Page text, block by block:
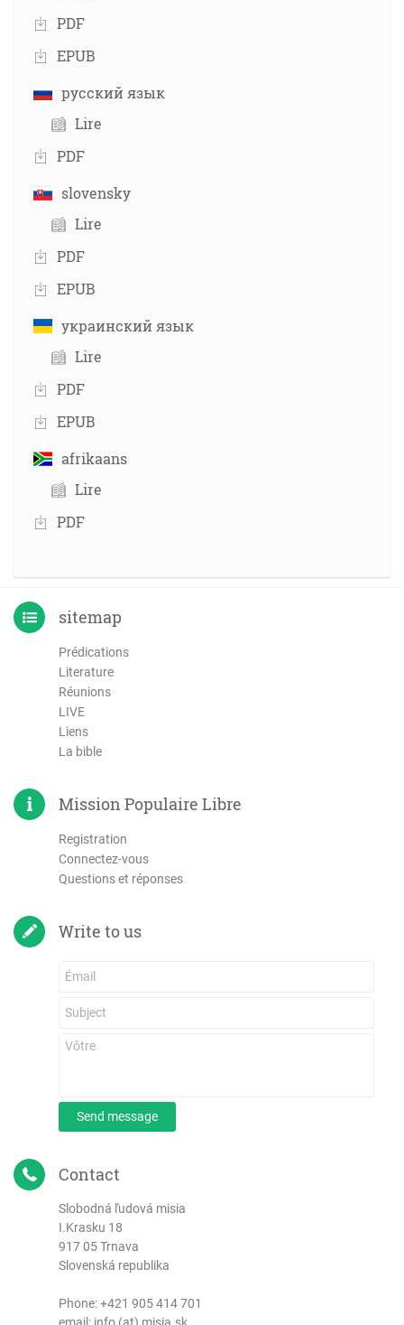
PDF
EPUB
русский язык
Lire
PDF
slovensky
Lire
PDF
EPUB
украинский язык
Lire
PDF
EPUB
afrikaans
Lire
PDF
sitemap
Prédications
Literature
Réunions
LIVE
Liens
La bible
Mission Populaire Libre
Registration
Connectez-vous
Questions et réponses
Write to us
Send message
Contact
Slobodná ľudová misia
I.Krasku 18
917 05 Trnava
Slovenská republika
Phone:+421 905 414 701